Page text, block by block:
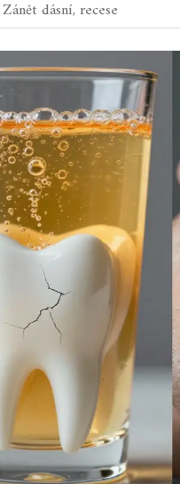
Zánět dásní, recese